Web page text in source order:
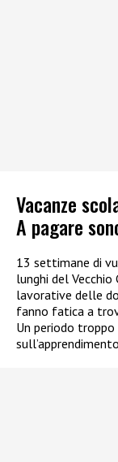
Vacanze
A pagare
13 settimane di
lunghi del
lavorative delle
fanno fatica a
Un periodo